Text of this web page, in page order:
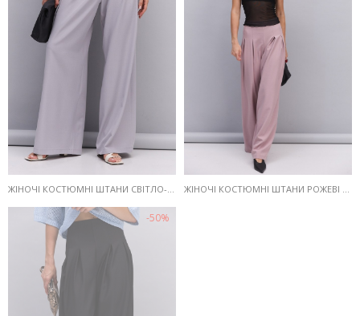
ЖІНОЧІ КОСТЮМНІ ШТАНИ СВІТЛО-СІРІ ЗІ СКЛАДКАМИ ВГОРІ ЖІНОЧІ КОСТЮМНІ ШТАНИ РОЖЕВІ ЗІ СКЛАДКАМИ ВГОРІ
-50%